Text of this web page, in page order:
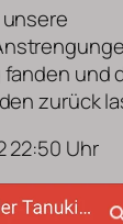
und
zurück
22:50 Uhr